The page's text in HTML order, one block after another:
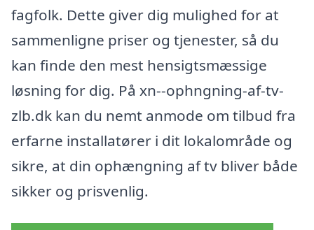
fagfolk. Dette giver dig mulighed for at
sammenligne priser og tjenester, så du
kan finde den mest hensigtsmæssige
løsning for dig. På xn--ophngning-af-tv-
zlb.dk kan du nemt anmode om tilbud fra
erfarne installatører i dit lokalområde og
sikre, at din ophængning af tv bliver både
sikker og prisvenlig.